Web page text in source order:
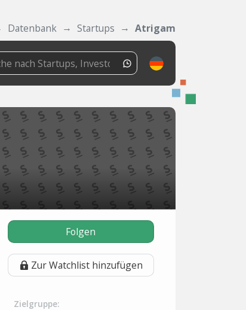
Datenbank Startups Atrigam
Folgen
Zur Watchlist hinzufügen
Zielgruppe: